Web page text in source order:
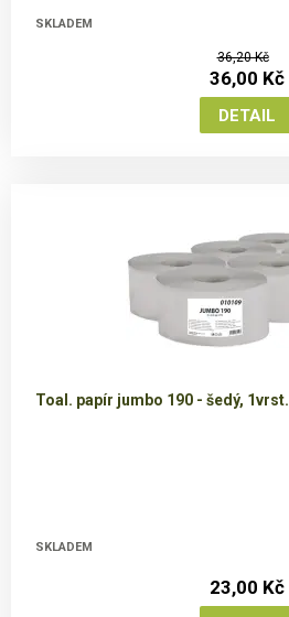
SKLADEM
36,20 Kč
36,00 Kč
Toal. papír jumbo 190 - šedý, 1vrst.
SKLADEM
23,00 Kč